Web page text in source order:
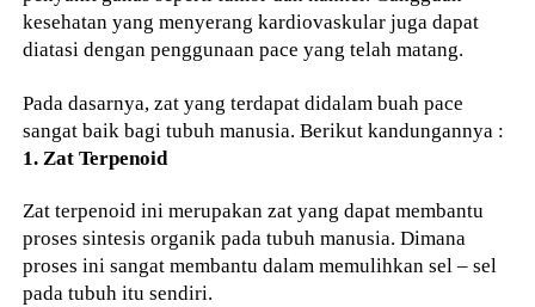
kesehatan yang menyerang kardiovaskular juga dapat
diatasi dengan penggunaan pace yang telah matang.
Pada dasarnya, zat yang terdapat didalam buah pace
sangat baik bagi tubuh manusia. Berikut kandungannya :
1. Zat Terpenoid
Zat terpenoid ini merupakan zat yang dapat membantu
proses sintesis organik pada tubuh manusia. Dimana
proses ini sangat membantu dalam memulihkan sel – sel
pada tubuh itu sendiri.